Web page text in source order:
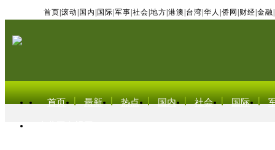
首页 滚动 国内 国际 军事 社会 地方 港澳 台湾 华人 侨网 财经 金融
首页 最新 热点 国内 社会 国际